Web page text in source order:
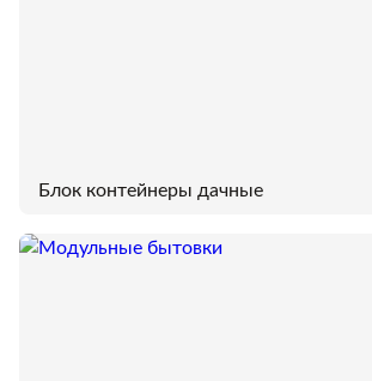
Блок контейнеры дачные